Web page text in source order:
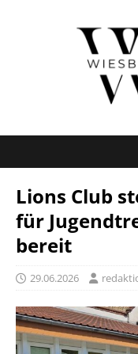
Lions Club
für
bereit
29.06.2026